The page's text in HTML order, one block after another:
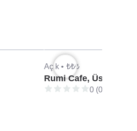
Açık • ₺₺₺
Rumi Cafe, Üsküdar
0 (0)